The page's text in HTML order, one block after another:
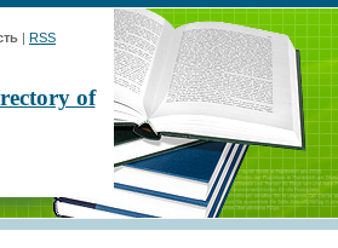
| RSS
of